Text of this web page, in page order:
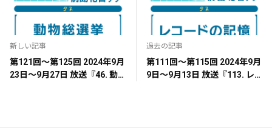
新しい記事
第121回～第125回 2024年9月
23日～9月27日 放送『46. 動
過去の記事
第111回～第115回 2024年9月
9日～9月13日 放送『113. レ